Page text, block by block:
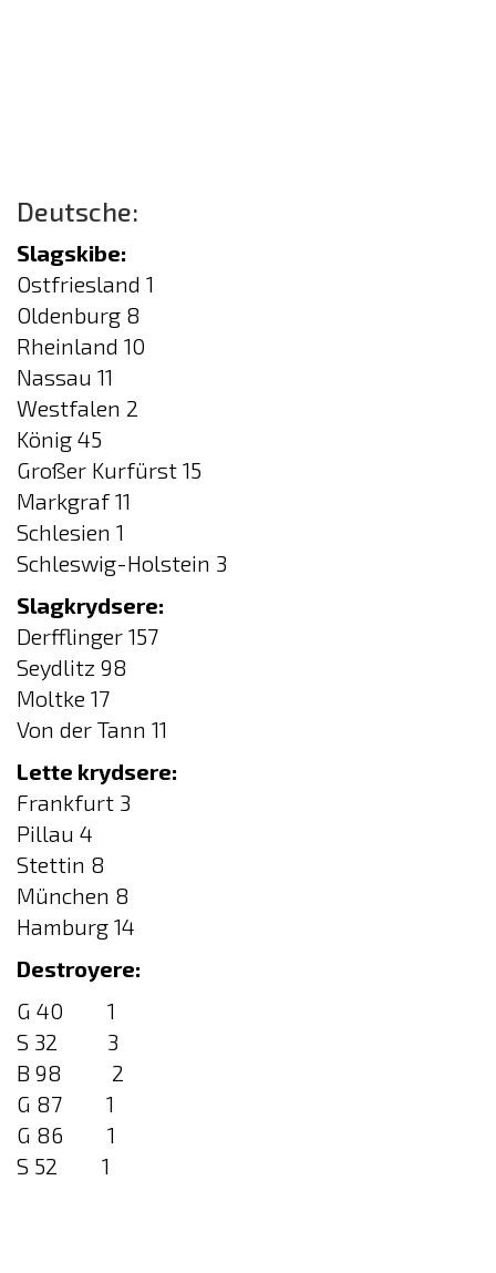
Deutsche:
Slagskibe:
Ostfriesland 1
Oldenburg 8
Rheinland 10
Nassau 11
Westfalen 2
König 45
Großer Kurfürst 15
Markgraf 11
Schlesien 1
Schleswig-Holstein 3
Slagkrydsere:
Derfflinger 157
Seydlitz 98
Moltke 17
Von der Tann 11
Lette krydsere:
Frankfurt 3
Pillau 4
Stettin 8
München 8
Hamburg 14
Destroyere:
G 40 1
S 32 3
B 98 2
G 87 1
G 86 1
S 52 1